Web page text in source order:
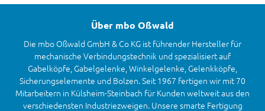
Über mbo Oßwald
Die mbo Oßwald GmbH & Co KG ist führender Hersteller für
mechanische Verbindungstechnik und spezialisiert auf
Gabelköpfe, Gabelgelenke, Winkelgelenke, Gelenkköpfe,
Sicherungselemente und Bolzen. Seit 1967 fertigen wir mit 70
Mitarbeitern in Külsheim-Steinbach für Kunden weltweit aus den
verschiedensten Industriezweigen. Unsere smarte Fertigung